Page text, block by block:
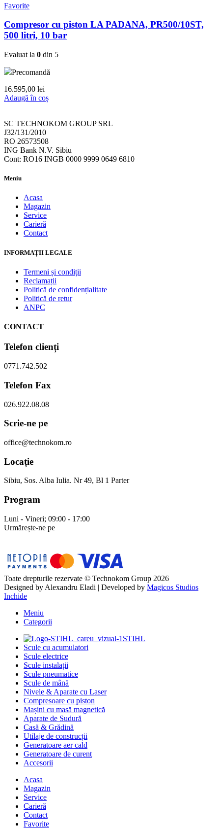
Favorite
Compresor cu piston LA PADANA, PR500/10ST,
500 litri, 10 bar
Evaluat la 0 din 5
Precomandă
16.595,00 lei
Adaugă în coș
SC TECHNOKOM GROUP SRL
J32/131/2010
RO 26573508
ING Bank N.V. Sibiu
Cont: RO16 INGB 0000 9999 0649 6810
Meniu
Acasa
Magazin
Service
Carieră
Contact
INFORMAȚII LEGALE
Termeni și condiții
Reclamații
Politică de confidențialitate
Politică de retur
ANPC
CONTACT
Telefon clienți
0771.742.502
Telefon Fax
026.922.08.08
Scrie-ne pe
office@technokom.ro
Locație
Sibiu, Sos. Alba Iulia. Nr 49, Bl 1 Parter
Program
Luni - Vineri; 09:00 - 17:00
Urmărește-ne pe
Toate drepturile rezervate © Technokom Group 2026
Designed by Alexandru Eladi | Developed by Magicos Studios
Inchide
Meniu
Categorii
STIHL
Scule cu acumulatori
Scule electrice
Scule instalații
Scule pneumatice
Scule de mână
Nivele & Aparate cu Laser
Compresoare cu piston
Mașini cu masă magnetică
Aparate de Sudură
Casă & Grădină
Utilaje de construcții
Generatoare aer cald
Generatoare de curent
Accesorii
Acasa
Magazin
Service
Carieră
Contact
Favorite